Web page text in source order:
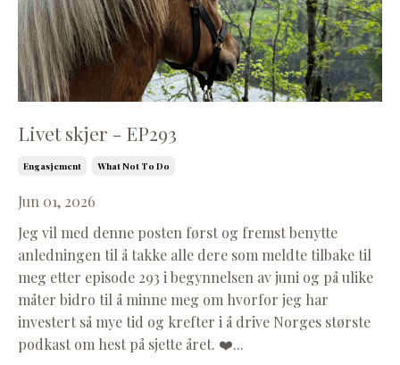
Livet skjer - EP293
Engasjement What Not To Do
Jun 01, 2026
Jeg vil med denne posten først og fremst benytte
anledningen til å takke alle dere som meldte tilbake til
meg etter episode 293 i begynnelsen av juni og på ulike
måter bidro til å minne meg om hvorfor jeg har
investert så mye tid og krefter i å drive Norges største
podkast om hest på sjette året. ❤️...